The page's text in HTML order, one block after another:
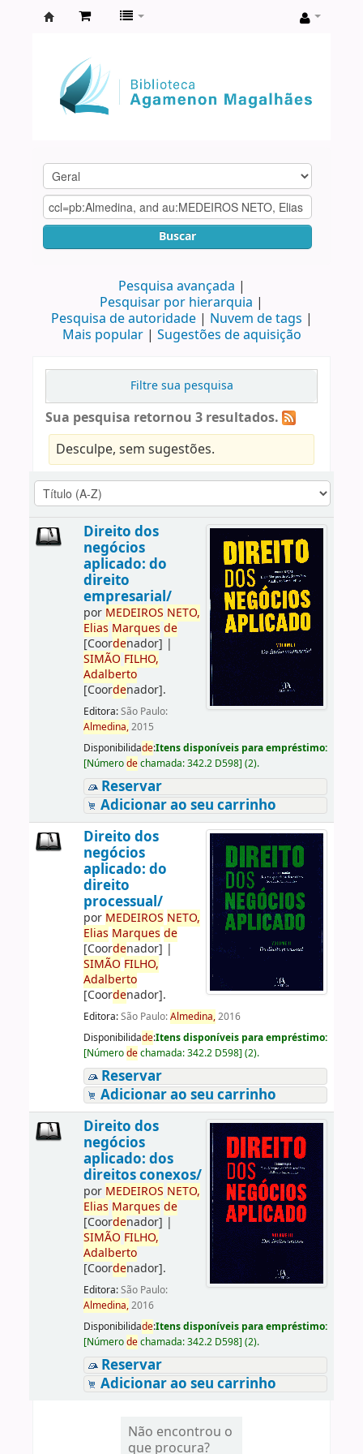
Agamenon
Magalhães
Buscar
Pesquisa avançada
Pesquisar por hierarquia
Pesquisa de autoridade
Nuvem de tags
Mais popular
Sugestões de aquisição
Filtre sua pesquisa
Sua pesquisa retornou 3 resultados.
Desculpe, sem sugestões.
Direito dos
negócios
aplicado: do
direito
empresarial/
por MEDEIROS NETO,
Elias Marques de
[Coordenador] |
SIMÃO FILHO,
Adalberto
[Coordenador].
Editora:São Paulo:
Almedina,2015
Disponibilidade:Itens disponíveis para empréstimo:
[Númerodechamada:342.2 D598] (2).
Reservar
Adicionar ao seu carrinho
Direito dos
negócios
aplicado: do
direito
processual/
por MEDEIROS NETO,
Elias Marques de
[Coordenador] |
SIMÃO FILHO,
Adalberto
[Coordenador].
Editora:São Paulo:Almedina,2016
Disponibilidade:Itens disponíveis para empréstimo:
[Númerodechamada:342.2 D598] (2).
Reservar
Adicionar ao seu carrinho
Direito dos
negócios
aplicado: dos
direitos conexos/
por MEDEIROS NETO,
Elias Marques de
[Coordenador] |
SIMÃO FILHO,
Adalberto
[Coordenador].
Editora:São Paulo:
Almedina,2016
Disponibilidade:Itens disponíveis para empréstimo:
[Númerodechamada:342.2 D598] (2).
Reservar
Adicionar ao seu carrinho
Não encontrou o
que procura?